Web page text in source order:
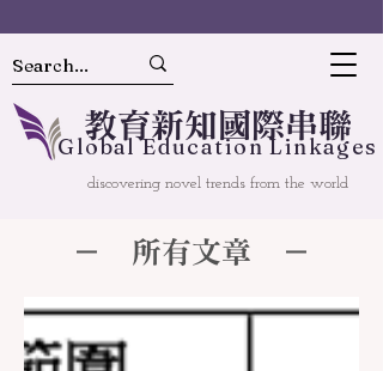
教育新知國 際串聯
GlobalEducation Linkages
discovering novel trends from the world
－ 所有文章 －